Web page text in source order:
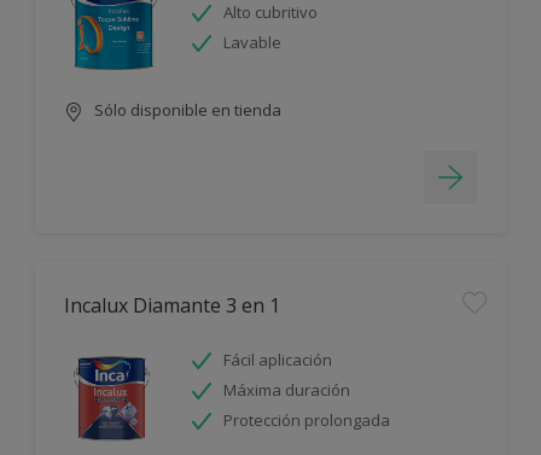
Alto cubritivo
Lavable
Sólo disponible en tienda
Incalux Diamante 3 en 1
Fácil aplicación
Máxima duración
Protección prolongada